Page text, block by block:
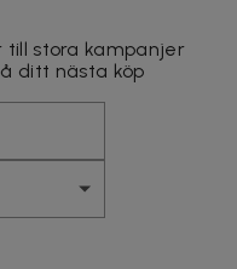
till stora kampanjer
ditt nästa köp